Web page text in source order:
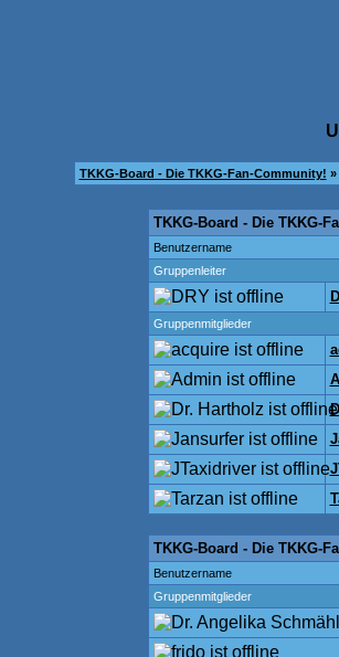
TKKG-Board - Die TKKG-Fan-Community!
TKKG-Board - Die TKKG-
Benutzername
Gruppenleiter
Gruppenmitglieder
TKKG-Board - Die TKKG-
Benutzername
Gruppenmitglieder